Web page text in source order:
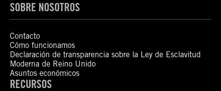
SOBRE NOSOTROS
Contacto
Cómo funcionamos
Declaración de transparencia sobre la Ley de Esclavitud
Moderna de Reino Unido
Asuntos económicos
RECURSOS